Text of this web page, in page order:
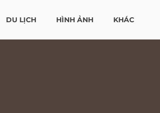
DU LỊCH HÌNH ẢNH KHÁC